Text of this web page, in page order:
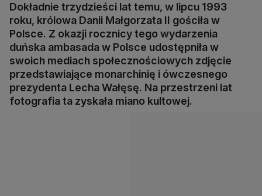
Dokładnie trzydzieści lat temu, w lipcu 1993
roku, królowa Danii Małgorzata II gościła w
Polsce. Z okazji rocznicy tego wydarzenia
duńska ambasada w Polsce udostępniła w
swoich mediach społecznościowych zdjęcie
przedstawiające monarchinię i ówczesnego
prezydenta Lecha Wałęsę. Na przestrzeni lat
fotografia ta zyskała miano kultowej.